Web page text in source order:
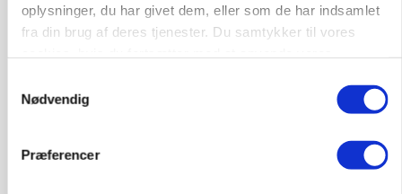
oplysninger, du har givet dem, eller som de har indsamlet
fra din brug af deres tjenester. Du samtykker til vores
Nødvendig
Præferencer
gab er 3 kroner – ikke 4,30